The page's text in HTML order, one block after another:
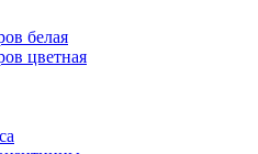
белая
цветная